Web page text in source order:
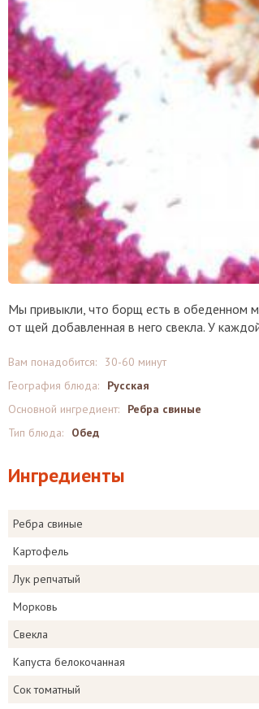
Мы привыкли, что борщ есть в обеденном
от щей добавленная в него свекла. У
Вам понадобится:
30-60 минут
География блюда:
Русская
Основной ингредиент:
Ребра свиные
Тип блюда:
Обед
Ингредиенты
Ребра свиные
Картофель
Лук репчатый
Морковь
Свекла
Капуста белокочанная
Сок томатный